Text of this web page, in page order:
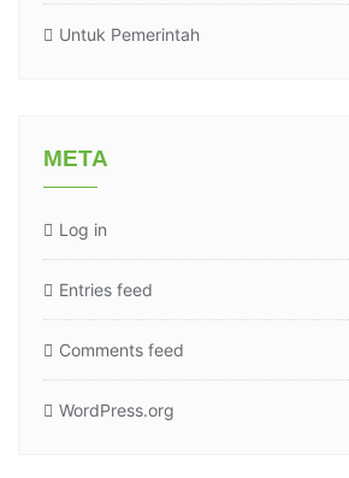
Untuk Pemerintah
META
Log in
Entries feed
Comments feed
WordPress.org